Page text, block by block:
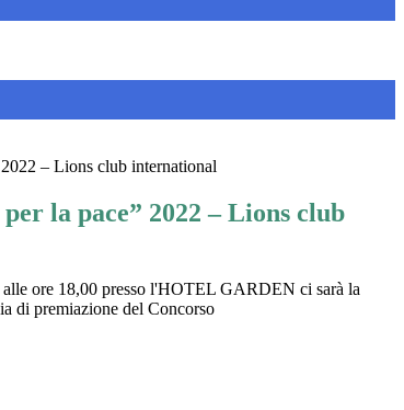
– Lions club international
la pace” 2022 – Lions club
alle ore 18,00 presso l'HOTEL GARDEN ci sarà la
di premiazione del Concorso